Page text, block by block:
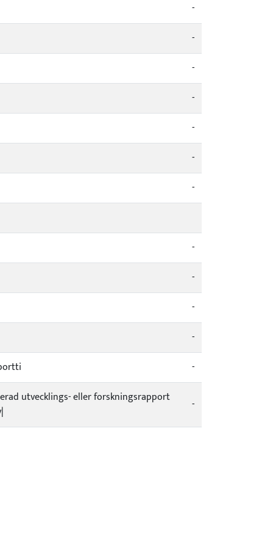
-
-
-
-
-
-
-
-
-
-
-
-
utvecklings- eller forskningsrapport
-